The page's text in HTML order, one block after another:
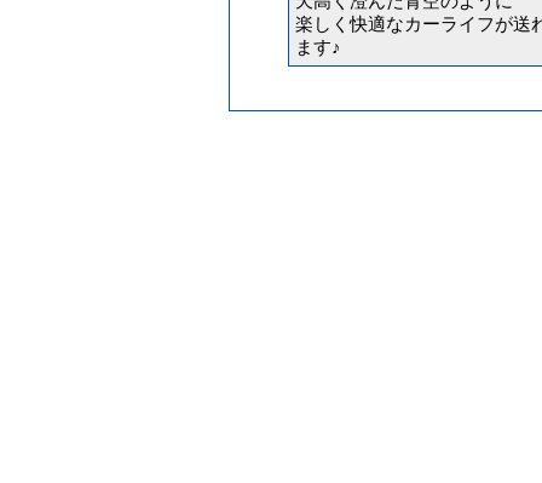
楽しく快適なカーライフが送
ます♪